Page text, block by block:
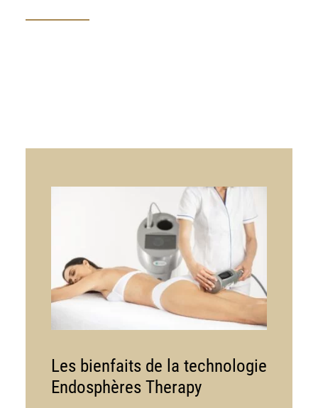
Les bienfaits de la technologie
Endosphères Therapy